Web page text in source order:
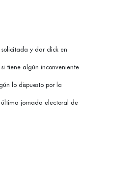
y dar click en
tiene algún inconveniente
lo dispuesto por la
jornada electoral de